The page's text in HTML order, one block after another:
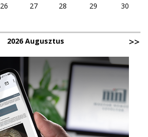
26 27 28 29
30
2026 Augusztus